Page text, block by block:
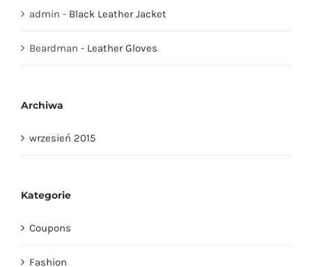
admin - Black Leather Jacket
Beardman - Leather Gloves
Archiwa
wrzesień 2015
Kategorie
Coupons
Fashion